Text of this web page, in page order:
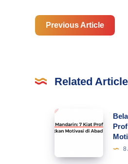
Previous Article
Related
Belajar
Mandarin:
Kiat
8